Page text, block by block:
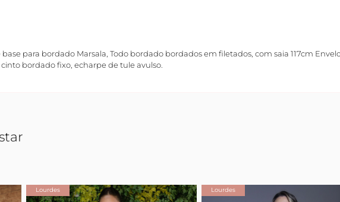
base para bordado Marsala, Todo bordado bordados em filetados, com saia 117cm
bordado fixo, echarpe de tule avulso.
Lourdes Lourdes